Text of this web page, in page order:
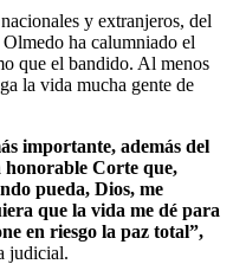
y extranjeros, del
ha calumniado el
que el bandido. Al menos
la vida mucha gente de
importante, además del
honorable Corte que,
pueda, Dios, me
que la vida me dé para
en riesgo la paz total”,
judicial.